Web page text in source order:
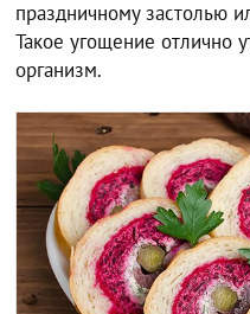
праздничному застолью
Такое угощение отлично
организм.